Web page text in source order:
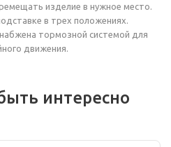
изделие в нужное место.
в трех положениях.
тормозной системой для
движения.
интересно